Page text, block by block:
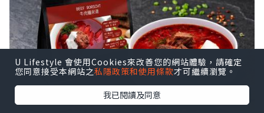
U Lifestyle 會使用Cookies來改善您的網站體驗，請確定
您同意接受本網站之私隱政策和使用條款才可繼續瀏覽。
我已閱讀及同意